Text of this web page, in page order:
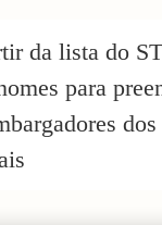
da lista do
para